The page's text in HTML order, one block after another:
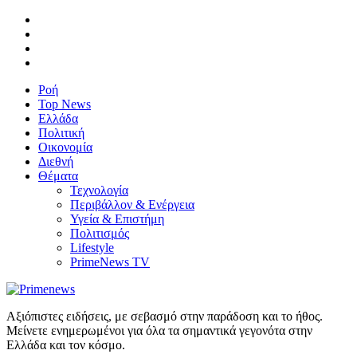
Ροή
Top News
Ελλάδα
Πολιτική
Οικονομία
Διεθνή
Θέματα
Τεχνολογία
Περιβάλλον & Ενέργεια
Υγεία & Επιστήμη
Πολιτισμός
Lifestyle
PrimeNews TV
Αξιόπιστες ειδήσεις, με σεβασμό στην παράδοση και το ήθος.
Μείνετε ενημερωμένοι για όλα τα σημαντικά γεγονότα στην
Ελλάδα και τον κόσμο.